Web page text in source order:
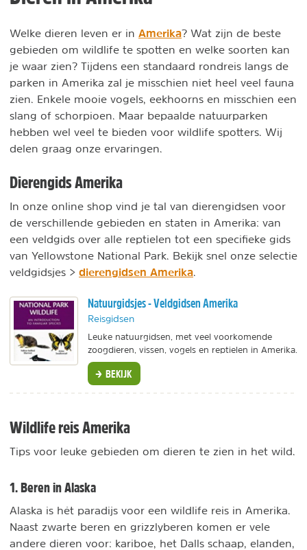
Welke dieren leven er in Amerika? Wat zijn de beste
gebieden om wildlife te spotten en welke soorten kan
je waar zien? Tijdens een standaard rondreis langs de
parken in Amerika zal je misschien niet heel veel fauna
zien. Enkele mooie vogels, eekhoorns en misschien een
slang of schorpioen. Maar bepaalde natuurparken
hebben wel veel te bieden voor wildlife spotters. Wij
delen graag onze ervaringen.
Dierengids Amerika
In onze online shop vind je tal van dierengidsen voor
de verschillende gebieden en staten in Amerika: van
een veldgids over alle reptielen tot een specifieke gids
van Yellowstone National Park. Bekijk snel onze selectie
veldgidsjes > dierengidsen Amerika
Natuurgidsjes - Veldgidsen Amerika
Reisgidsen
Leuke natuurgidsen, met veel voorkomende
zoogdieren, vissen, vogels en reptielen in Amerika.
BEKIJK
Wildlife reis Amerika
Tips voor leuke gebieden om dieren te zien in het wild.
1. Beren in Alaska
Alaska is hét paradijs voor een wildlife reis in Amerika.
Naast zwarte beren en grizzlyberen komen er vele
andere dieren voor: kariboe, het Dalls schaap, elanden,